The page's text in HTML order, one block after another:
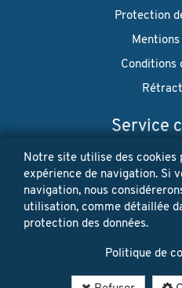
Protection
Conditions
Service
Restez à jour! Vos données
vendues ni louées.
Notre site utilise des cookies
expérience de navigation. Si
navigation, nous
utilisation, comme détaillée
protection des données.
Politique de